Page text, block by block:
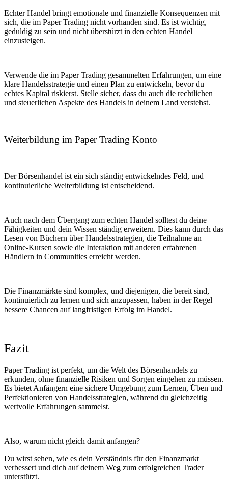
Echter Handel bringt emotionale und finanzielle Konsequenzen mit
sich, die im Paper Trading nicht vorhanden sind. Es ist wichtig,
geduldig zu sein und nicht überstürzt in den echten Handel
einzusteigen.
Verwende die im Paper Trading gesammelten Erfahrungen, um eine
klare Handelsstrategie und einen Plan zu entwickeln, bevor du
echtes Kapital riskierst. Stelle sicher, dass du auch die rechtlichen
und steuerlichen Aspekte des Handels in deinem Land verstehst.
Weiterbildung im Paper Trading Konto
Der Börsenhandel ist ein sich ständig entwickelndes Feld, und
kontinuierliche Weiterbildung ist entscheidend.
Auch nach dem Übergang zum echten Handel solltest du deine
Fähigkeiten und dein Wissen ständig erweitern. Dies kann durch das
Lesen von Büchern über Handelsstrategien, die Teilnahme an
Online-Kursen sowie die Interaktion mit anderen erfahrenen
Händlern in Communities erreicht werden.
Die Finanzmärkte sind komplex, und diejenigen, die bereit sind,
kontinuierlich zu lernen und sich anzupassen, haben in der Regel
bessere Chancen auf langfristigen Erfolg im Handel.
Fazit
Paper Trading ist perfekt, um die Welt des Börsenhandels zu
erkunden, ohne finanzielle Risiken und Sorgen eingehen zu müssen.
Es bietet Anfängern eine sichere Umgebung zum Lernen, Üben und
Perfektionieren von Handelsstrategien, während du gleichzeitig
wertvolle Erfahrungen sammelst.
Also, warum nicht gleich damit anfangen?
Du wirst sehen, wie es dein Verständnis für den Finanzmarkt
verbessert und dich auf deinem Weg zum erfolgreichen Trader
unterstützt.